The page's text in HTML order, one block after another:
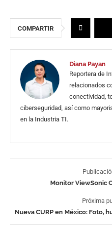
COMPARTIR
Diana Payan
Reportera de
relacionados
conectividad,
ciberseguridad, así como
en la Industria TI.
Monitor ViewSonic
Próxima
Nueva CURP en México: Foto,